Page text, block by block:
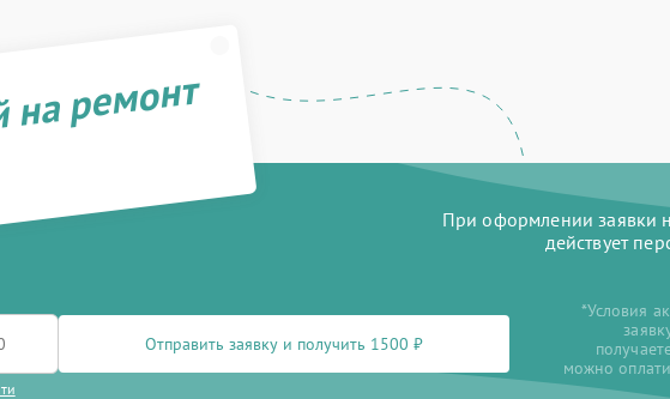
ремонт
При оформлении заявки
действует
Отправить заявку и получить 1500 ₽
*Условия
можно